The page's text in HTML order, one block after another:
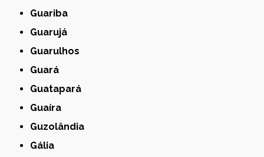
Guariba
Guarujá
Guarulhos
Guará
Guatapará
Guaíra
Guzolândia
Gália